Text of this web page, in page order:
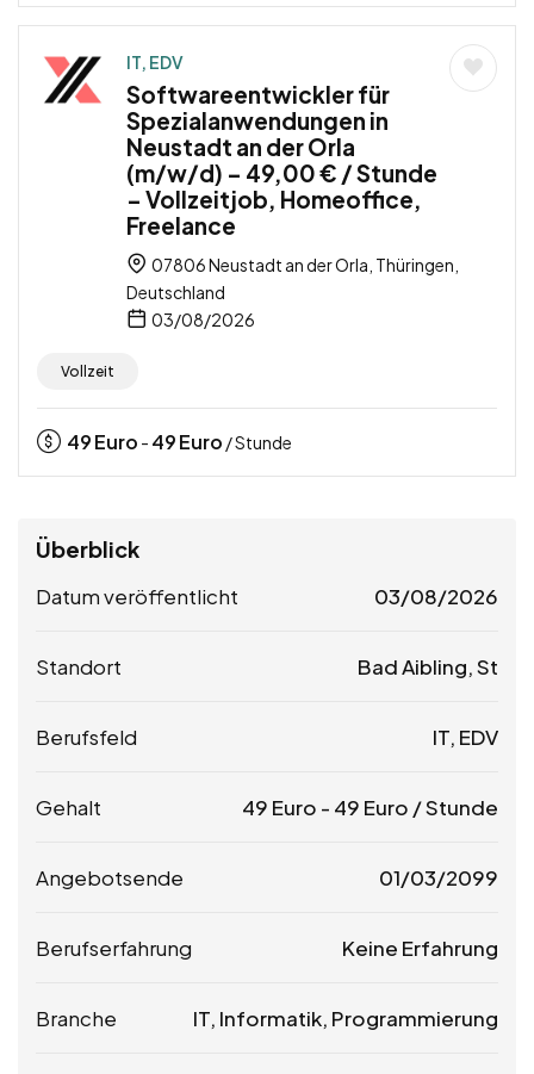
IT, EDV
Softwareentwickler für
Spezialanwendungen in
Neustadt an der Orla
(m/w/d) – 49,00 € / Stunde
– Vollzeitjob, Homeoffice,
Freelance
07806 Neustadt an der Orla, Thüringen,
Deutschland
03/08/2026
Vollzeit
49Euro - 49Euro / Stunde
Überblick
Datum veröffentlicht 03/08/2026
Standort Bad Aibling, St
Berufsfeld IT, EDV
Gehalt 49 Euro - 49 Euro / Stunde
Angebotsende 01/03/2099
Berufserfahrung Keine Erfahrung
Branche IT, Informatik, Programmierung